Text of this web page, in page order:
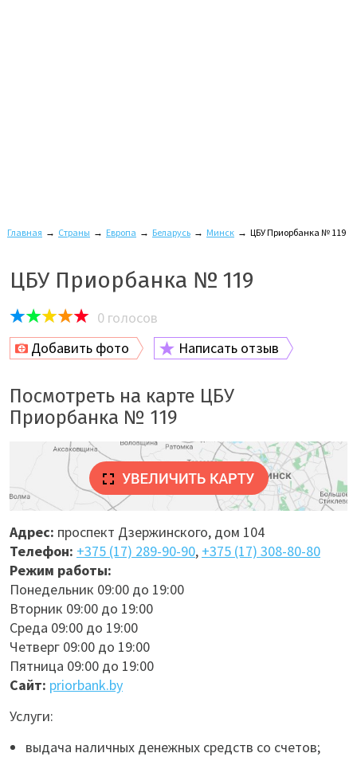
Главная → Страны → Европа → Беларусь → Минск → ЦБУ Приорбанка № 119
ЦБУ Приорбанка № 119
0 голосов
Добавить фото
Написать отзыв
Посмотреть на карте ЦБУ
Приорбанка № 119
Адрес: проспект Дзержинского, дом 104
Телефон: +375 (17) 289-90-90, +375 (17) 308-80-80
Режим работы:
Понедельник 09:00 до 19:00
Вторник 09:00 до 19:00
Среда 09:00 до 19:00
Четверг 09:00 до 19:00
Пятница 09:00 до 19:00
Сайт: priorbank.by
Услуги:
выдача наличных денежных средств со счетов;